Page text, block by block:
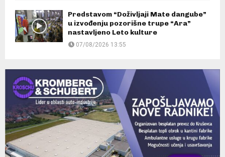
Predstavom “Doživljaji Mate dangube”
u izvođenju pozorišne trupe “Ara”
nastavljeno Leto kulture
07/08/2026 13:55